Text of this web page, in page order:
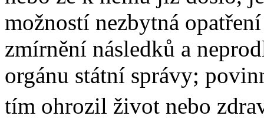
možností nezbytná
zmírnění následků a
orgánu státní správy;
tím ohrozil život nebo